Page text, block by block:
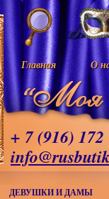
Главная О
+ 7 (916) 172
ДЕВУШКИ И ДАМЫ